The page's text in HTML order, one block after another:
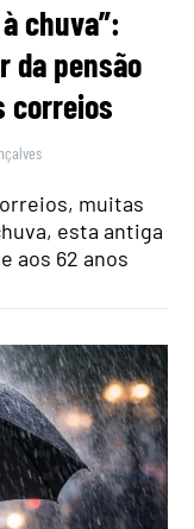
chuva”:
da pensão
correios
muitas
esta antiga
aos 62 anos